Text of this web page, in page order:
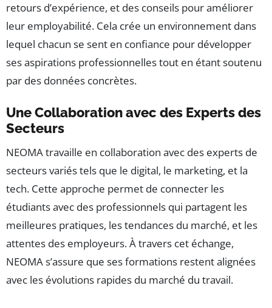
retours d’expérience, et des conseils pour améliorer
leur employabilité. Cela crée un environnement dans
lequel chacun se sent en confiance pour développer
ses aspirations professionnelles tout en étant soutenu
par des données concrètes.
Une Collaboration avec des Experts des
Secteurs
NEOMA travaille en collaboration avec des experts de
secteurs variés tels que le digital, le marketing, et la
tech. Cette approche permet de connecter les
étudiants avec des professionnels qui partagent les
meilleures pratiques, les tendances du marché, et les
attentes des employeurs. À travers cet échange,
NEOMA s’assure que ses formations restent alignées
avec les évolutions rapides du marché du travail.